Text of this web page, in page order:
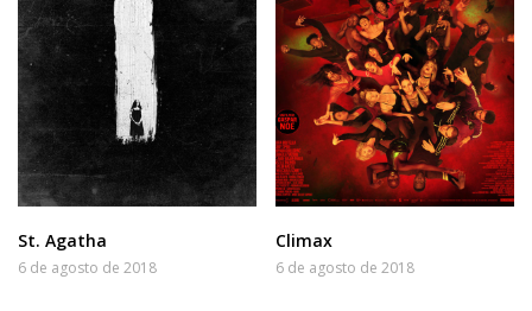
St. Agatha
6 de agosto de 2018
Climax
6 de agosto de 2018